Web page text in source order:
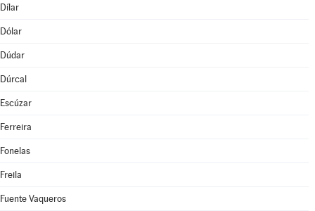
Dílar
Dólar
Dúdar
Dúrcal
Escúzar
Ferreira
Fonelas
Freila
Fuente Vaqueros